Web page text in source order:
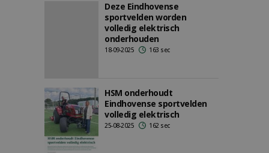
Deze Eindhovense
sportvelden worden
volledig elektrisch
onderhouden
18-09-2025 163 sec
HSM onderhoudt
Eindhovense sportvelden
volledig elektrisch
25-08-2025 162 sec